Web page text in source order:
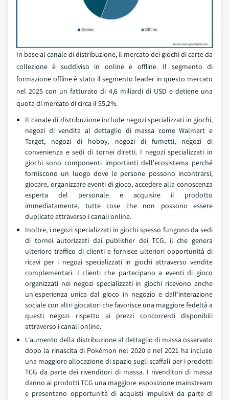
In base al canale di distribuzione, il mercato dei giochi di carte da
collezione è suddiviso in online e offline. Il segmento di
formazione offline è stato il segmento leader in questo mercato
nel 2025 con un fatturato di 4,6 miliardi di USD e detiene una
quota di mercato di circa il 55,2%.
Il canale di distribuzione include negozi specializzati in giochi,
negozi di vendita al dettaglio di massa come Walmart e
Target, negozi di hobby, negozi di fumetti, negozi di
convenienza e sedi di tornei diretti. I negozi specializzati in
giochi sono componenti importanti dell'ecosistema perché
forniscono un luogo dove le persone possono incontrarsi,
giocare, organizzare eventi di gioco, accedere alla conoscenza
esperta del personale e acquisire il prodotto
immediatamente, tutte cose che non possono essere
duplicate attraverso i canali online.
Inoltre, i negozi specializzati in giochi spesso fungono da sedi
di tornei autorizzati dai publisher dei TCG, il che genera
ulteriore traffico di clienti e fornisce ulteriori opportunità di
ricavi per i negozi specializzati in giochi attraverso vendite
complementari. I clienti che partecipano a eventi di gioco
organizzati nei negozi specializzati in giochi ricevono anche
un'esperienza unica dal gioco in negozio e dall'interazione
sociale con altri giocatori che favorisce una maggiore fedeltà a
questi negozi rispetto ai prezzi concorrenti disponibili
attraverso i canali online.
L'aumento della distribuzione al dettaglio di massa osservato
dopo la rinascita di Pokémon nel 2020 e nel 2021 ha incluso
una maggiore allocazione di spazio sugli scaffali per i prodotti
TCG da parte dei rivenditori di massa. I rivenditori di massa
danno ai prodotti TCG una maggiore esposizione mainstream
e presentano opportunità di acquisti impulsivi da parte di